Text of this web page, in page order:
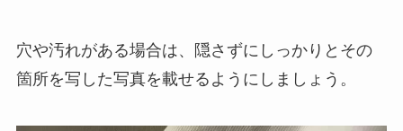
穴や汚れがある場合は、隠さずにしっかりとその
箇所を写した写真を載せるようにしましょう。